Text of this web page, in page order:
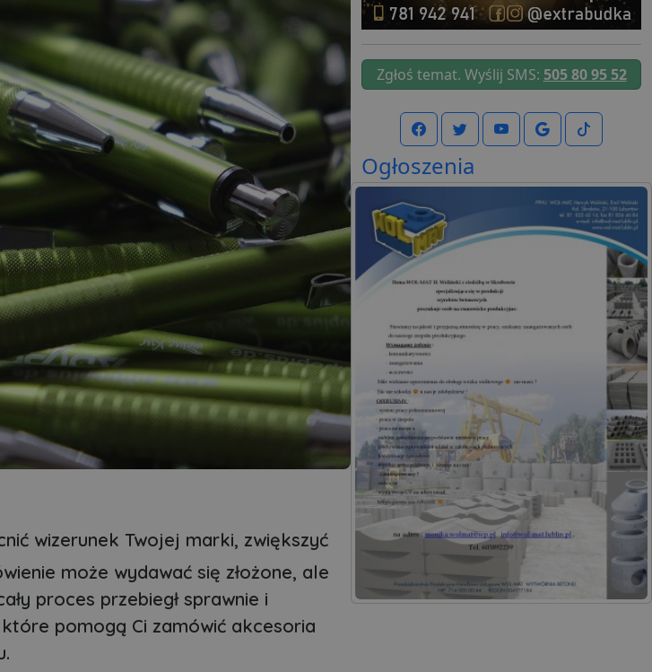
wizerunek Twojej marki, zwiększyć
może wydawać się złożone, ale
proces przebiegł sprawnie i
pomogą Ci zamówić akcesoria
Zgłoś temat. Wyślij SMS: 505 80 95 52
Ogłoszenia